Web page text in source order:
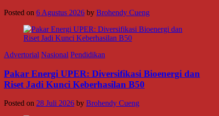
Posted on 6 Agustus 2026 by Brohendy Cueng
Advertorial Nasional Pendidikan
Pakar Energi UPER: Diversifikasi Bioenergi dan
Riset Jadi Kunci Keberhasilan B50
Posted on 28 Juli 2026 by Brohendy Cueng